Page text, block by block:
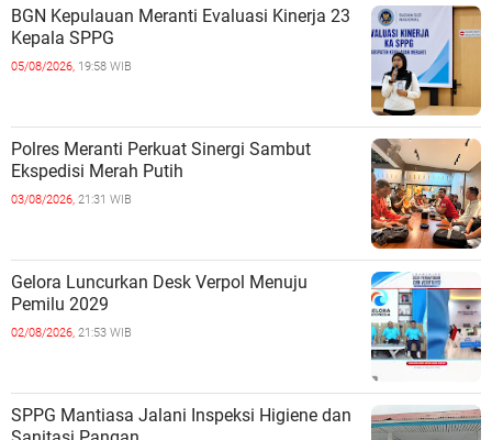
BGN Kepulauan Meranti Evaluasi Kinerja 23
Kepala SPPG
05/08/2026, 19:58 WIB
Polres Meranti Perkuat Sinergi Sambut
Ekspedisi Merah Putih
03/08/2026, 21:31 WIB
Gelora Luncurkan Desk Verpol Menuju
Pemilu 2029
02/08/2026, 21:53 WIB
SPPG Mantiasa Jalani Inspeksi Higiene dan